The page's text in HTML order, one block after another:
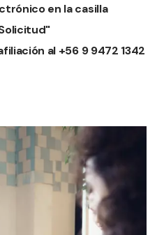
en la casilla
al +56 9 9472 1342